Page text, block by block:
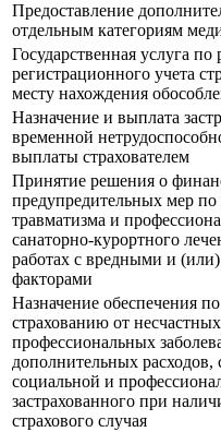
Предоставление
отдельным категориям
Государственная услуга
регистрационного учета
месту нахождения
Назначение и выплата
временной
выплаты страхователем
Принятие решения о
предупредительных мер
травматизма и
санаторно-курортного
работах с вредными и
факторами
Назначение обеспечения
страхованию от
профессиональных
дополнительных
социальной и
застрахованного при
страхового случая